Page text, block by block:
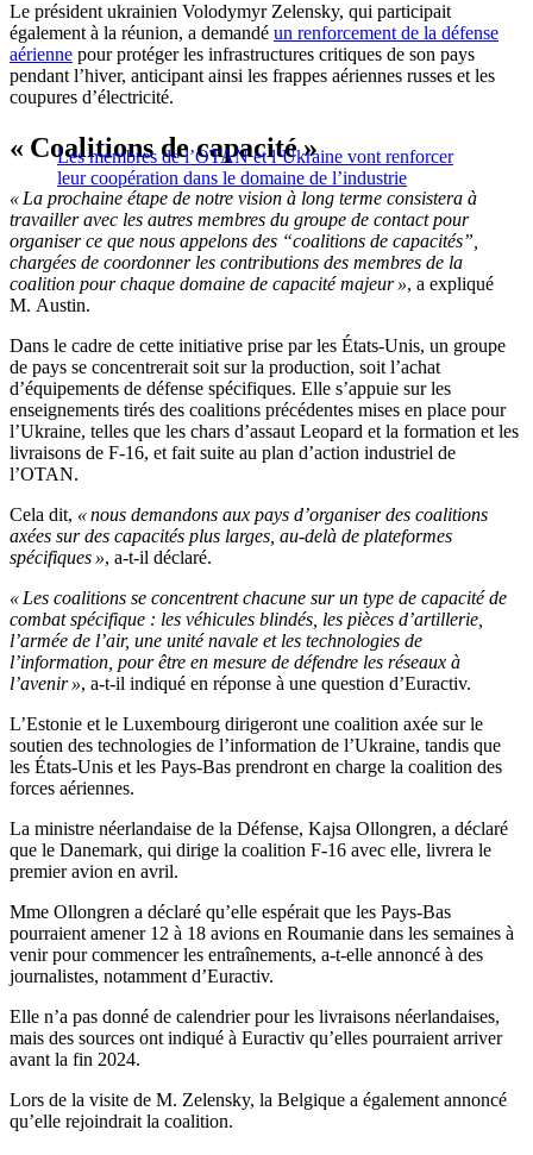
Le président ukrainien Volodymyr Zelensky, qui participait
également à la réunion, a demandé un renforcement de la défense
aérienne pour protéger les infrastructures critiques de son pays
pendant l’hiver, anticipant ainsi les frappes aériennes russes et les
coupures d’électricité.
Les membres de l’OTAN et l’Ukraine vont renforcer
leur coopération dans le domaine de l’industrie
« Coalitions de capacité »
« La prochaine étape de notre vision à long terme consistera à
travailler avec les autres membres du groupe de contact pour
organiser ce que nous appelons des “coalitions de capacités”,
chargées de coordonner les contributions des membres de la
coalition pour chaque domaine de capacité majeur », a expliqué
M. Austin.
Dans le cadre de cette initiative prise par les États-Unis, un groupe
de pays se concentrerait soit sur la production, soit l’achat
d’équipements de défense spécifiques. Elle s’appuie sur les
enseignements tirés des coalitions précédentes mises en place pour
l’Ukraine, telles que les chars d’assaut Leopard et la formation et les
livraisons de F-16, et fait suite au plan d’action industriel de
l’OTAN.
Cela dit, « nous demandons aux pays d’organiser des coalitions
axées sur des capacités plus larges, au-delà de plateformes
spécifiques », a-t-il déclaré.
« Les coalitions se concentrent chacune sur un type de capacité de
combat spécifique : les véhicules blindés, les pièces d’artillerie,
l’armée de l’air, une unité navale et les technologies de
l’information, pour être en mesure de défendre les réseaux à
l’avenir », a-t-il indiqué en réponse à une question d’Euractiv.
L’Estonie et le Luxembourg dirigeront une coalition axée sur le
soutien des technologies de l’information de l’Ukraine, tandis que
les États-Unis et les Pays-Bas prendront en charge la coalition des
forces aériennes.
La ministre néerlandaise de la Défense, Kajsa Ollongren, a déclaré
que le Danemark, qui dirige la coalition F-16 avec elle, livrera le
premier avion en avril.
Mme Ollongren a déclaré qu’elle espérait que les Pays-Bas
pourraient amener 12 à 18 avions en Roumanie dans les semaines à
venir pour commencer les entraînements, a-t-elle annoncé à des
journalistes, notamment d’Euractiv.
Elle n’a pas donné de calendrier pour les livraisons néerlandaises,
mais des sources ont indiqué à Euractiv qu’elles pourraient arriver
avant la fin 2024.
Lors de la visite de M. Zelensky, la Belgique a également annoncé
qu’elle rejoindrait la coalition.